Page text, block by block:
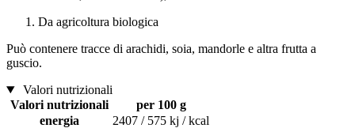
Da agricoltura biologica
Può contenere tracce di arachidi, soia, mandorle e altra frutta a
guscio.
Valori nutrizionali
Valori nutrizionali
per 100 g
energia
2407 / 575 kj / kcal